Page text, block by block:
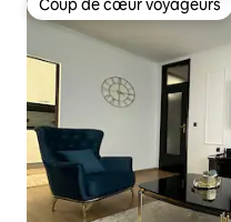
Coup de cœur voyageurs
Coup de cœur voyageurs